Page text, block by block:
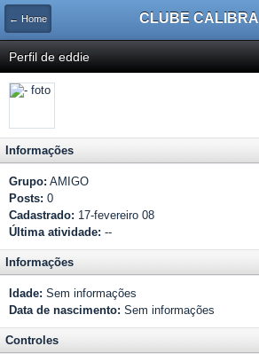
← Home CLUBE CALIBRA
Perfil de eddie
Informações
Grupo: AMIGO
Posts: 0
Cadastrado: 17-fevereiro 08
Última atividade: --
Informações
Idade: Sem informações
Data de nascimento: Sem informações
Controles